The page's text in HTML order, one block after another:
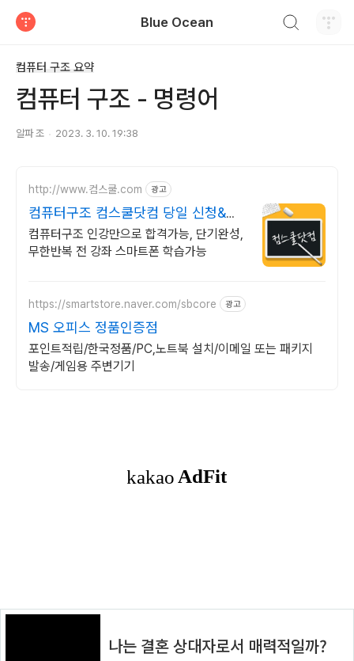
Blue Ocean
컴퓨터 구조 요약
컴퓨터 구조 - 명령어
알파 조 2023. 3. 10. 19:38
http://www.컴스쿨.com 광고
컴퓨터구조 컴스쿨닷컴 당일 신청&결
제시 기프티콘!
컴퓨터구조 인강만으로 합격가능, 단기완성,
무한반복 전 강좌 스마트폰 학습가능
https://smartstore.naver.com/sbcore 광고
MS 오피스 정품인증점
포인트적립/한국정품/PC,노트북 설치/이메일 또는 패키지
발송/게임용 주변기기